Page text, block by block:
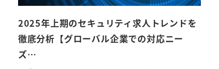
2025年上期のセキュリティ求人トレンドを
徹底分析【グローバル企業での対応ニー
ズ…